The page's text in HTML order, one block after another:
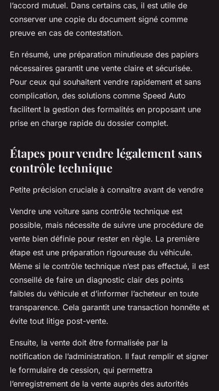
l’accord mutuel. Dans certains cas, il est utile de
conserver une copie du document signé comme
preuve en cas de contestation.
En résumé, une préparation minutieuse des papiers
nécessaires garantit une vente claire et sécurisée.
Pour ceux qui souhaitent vendre rapidement et sans
complication, des solutions comme Speed Auto
facilitent la gestion des formalités en proposant une
prise en charge rapide du dossier complet.
Étapes pour vendre légalement sans
contrôle technique
Petite précision cruciale à connaître avant de vendre
Vendre une voiture sans contrôle technique est
possible, mais nécessite de suivre une procédure de
vente bien définie pour rester en règle. La première
étape est une préparation rigoureuse du véhicule.
Même si le contrôle technique n’est pas effectué, il est
conseillé de faire un diagnostic clair des points
faibles du véhicule et d’informer l’acheteur en toute
transparence. Cela garantit une transaction honnête et
évite tout litige post-vente.
Ensuite, la vente doit être formalisée par la
notification de l’administration. Il faut remplir et signer
le formulaire de cession, qui permettra
l’enregistrement de la vente auprès des autorités